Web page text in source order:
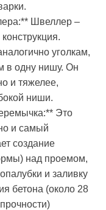
Швеллер –
уголкам,
в одну нишу. Он
и тяжелее,
ниши.
Это
и самый
создание
над проемом,
и заливку
бетона (около 28